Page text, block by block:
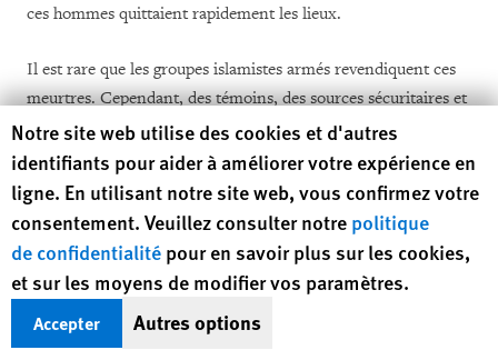
ces hommes quittaient rapidement les lieux.
Il est rare que les groupes islamistes armés revendiquent ces
meurtres. Cependant, des témoins, des sources sécuritaires et
des chefs communautaires ont cité plusieurs raisons qui les
poussaient à croire que les islamistes armés étaient
responsables de ces meurtres : premièrement, un grand
nombre de victimes ont clairement été identifiées comme
étant des représentants de l’État, contre lequel les islamistes
ont lancé de nombreuses attaques armées. Deuxièmement,
des témoins de plusieurs incidents ont identifié certains des
auteurs impliqués dans les meurtres comme étant d’anciens
Human Rights Watch cookie preferences
Notre site web utilise des cookies et d'autres
identifiants pour aider à améliorer votre expérience en
ligne. En utilisant notre site web, vous confirmez votre
consentement. Veuillez consulter notre politique
de confidentialité pour en savoir plus sur les cookies,
et sur les moyens de modifier vos paramètres.
Accepter Autres options